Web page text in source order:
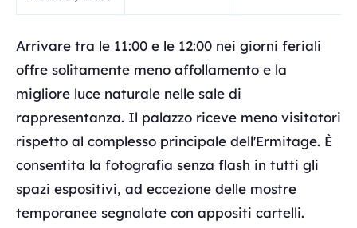
Arrivare tra le 11:00 e le 12:00 nei giorni feriali
offre solitamente meno affollamento e la
migliore luce naturale nelle sale di
rappresentanza. Il palazzo riceve meno visitatori
rispetto al complesso principale dell'Ermitage. È
consentita la fotografia senza flash in tutti gli
spazi espositivi, ad eccezione delle mostre
temporanee segnalate con appositi cartelli.